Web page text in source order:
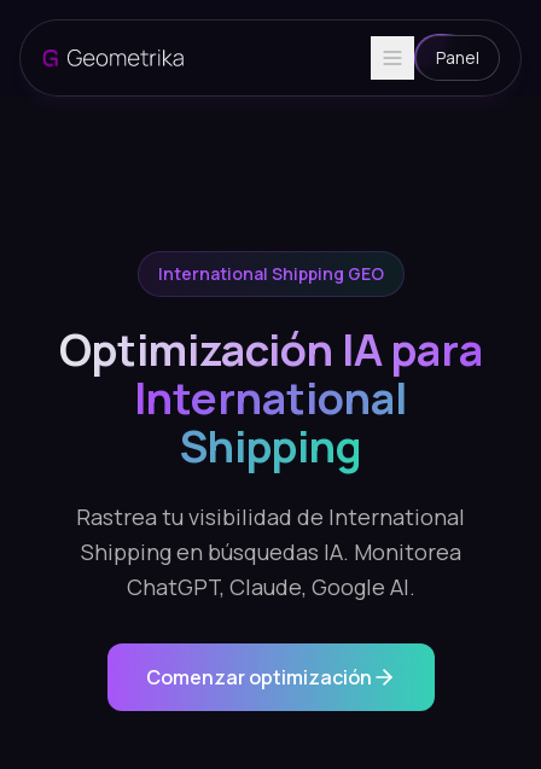
Panel
International Shipping GEO
Optimización IA para
International
Shipping
Rastrea tu visibilidad de International
Shipping en búsquedas IA. Monitorea
ChatGPT, Claude, Google AI.
Comenzar optimización